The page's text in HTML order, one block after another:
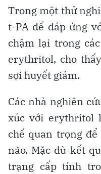
Trong một thử
t-PA để đáp ứng
chậm lại trong
erythritol, cho
sợi huyết giảm.
Các nhà nghiên
xúc với erythritol
chế quan trọng
não. Mặc dù kết
trạng cấp tính